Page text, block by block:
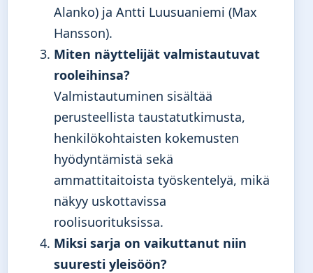
Alanko) ja Antti Luusuaniemi (Max
Hansson).
Miten näyttelijät valmistautuvat
rooleihinsa?
Valmistautuminen sisältää
perusteellista taustatutkimusta,
henkilökohtaisten kokemusten
hyödyntämistä sekä
ammattitaitoista työskentelyä, mikä
näkyy uskottavissa
roolisuorituksissa.
Miksi sarja on vaikuttanut niin
suuresti yleisöön?